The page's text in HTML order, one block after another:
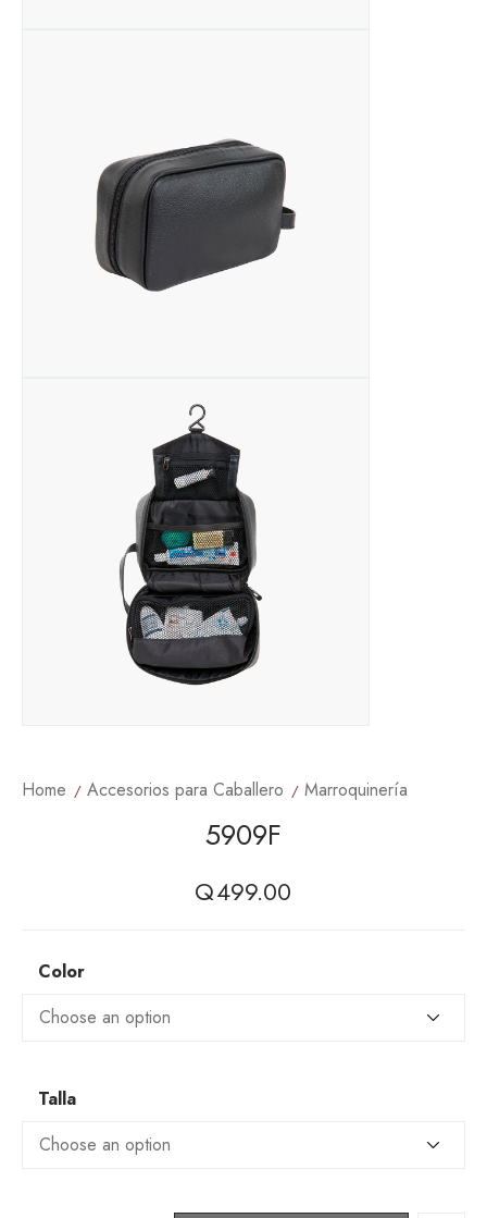
Home Accesorios para Caballero Marroquinería
5909F
Q499.00
Color
Talla